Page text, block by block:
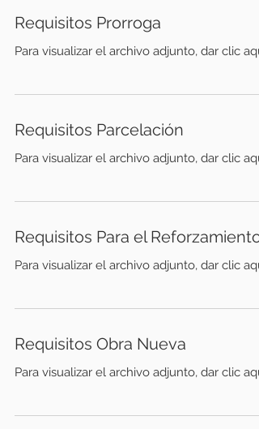
Requisitos Prorroga
Para visualizar el archivo adjunto, dar clic
Requisitos Parcelación
Para visualizar el archivo adjunto, dar clic
Requisitos Para el Reforzamiento
Para visualizar el archivo adjunto, dar clic
Requisitos Obra Nueva
Para visualizar el archivo adjunto, dar clic